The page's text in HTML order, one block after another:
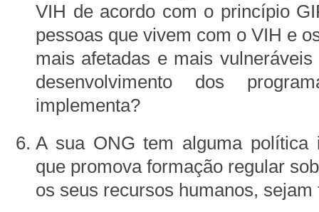
VIH de acordo com o princípio
pessoas que vivem com o VIH e
mais afetadas e mais
desenvolvimento dos
implementa?
A sua ONG tem alguma política
que promova formação regular
os seus recursos humanos,